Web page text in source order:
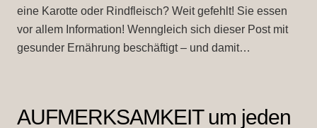
eine Karotte oder Rindfleisch? Weit gefehlt! Sie essen
vor allem Information! Wenngleich sich dieser Post mit
gesunder Ernährung beschäftigt – und damit…
AUFMERKSAMKEIT um jeden